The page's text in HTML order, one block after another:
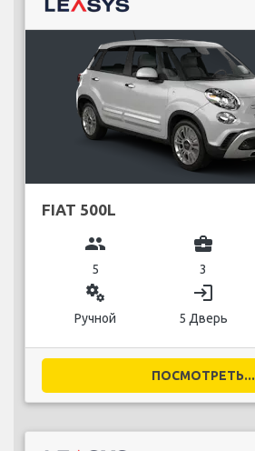
FIAT 500L
group
5
business_center
3
miscellaneous_services
Ручной
login
5 Дверь
ПОСМОТРЕТЬ...